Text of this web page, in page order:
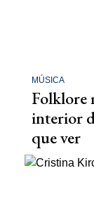
MÚSICA
Folklore
interior
que ver